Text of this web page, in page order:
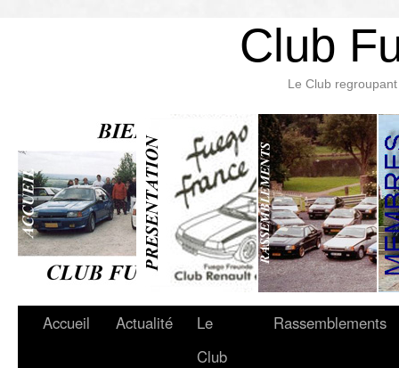
Club
Le Club
Accueil Actualité
Le
Club
Rassemblements